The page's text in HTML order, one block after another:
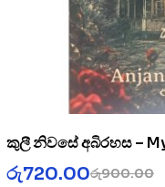
කුලී නිවසේ අබිරහස –
රු900.00
රු720.00